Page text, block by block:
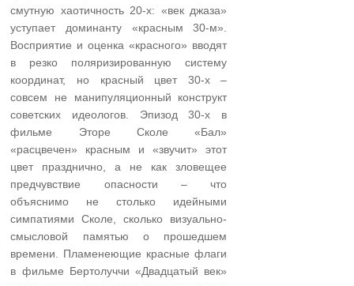
смутную хаотичность 20-х: «век джаза»
уступает доминанту «красным 30-м».
Восприятие и оценка «красного» вводят
в резко поляризированную систему
координат, но красный цвет 30-х –
совсем не манипуляционный конструкт
советских идеологов. Эпизод 30-х в
фильме Эторе Сколе «Бал»
«расцвечен» красным и «звучит» этот
цвет празднично, а не как зловещее
предчувствие опасности – что
объяснимо не столько идейными
симпатиями Сколе, сколько визуально-
смысловой памятью о прошедшем
времени. Пламенеющие красные флаги
в фильме Бертолуччи «Двадцатый век»